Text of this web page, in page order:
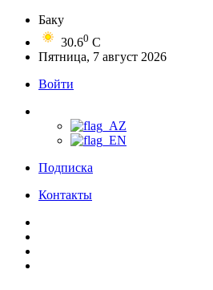
Баку
30.60 C
Пятница, 7 август 2026
Войти
Подписка
Контакты